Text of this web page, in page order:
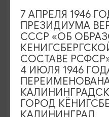
Вячеслав
30.08.2026 19:00
Светлогорск, Театр
ОТ 500₽
7 АПРЕЛЯ 1946
ПРЕЗИДИУМА
СССР «ОБ
СОСТАВЕ
4 ИЮЛЯ 1946
ГОРОД